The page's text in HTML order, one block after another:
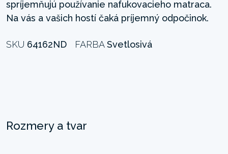
spríjemňujú používanie nafukovacieho matraca.
Na vás a vašich hostí čaká príjemný odpočinok.
SKU 64162ND FARBASvetlosivá
Rozmery a tvar